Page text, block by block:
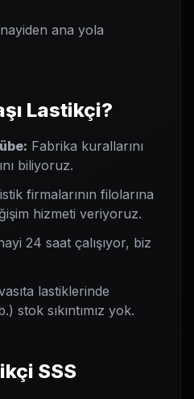
ana yola
Lastikçi?
Fabrika kurallarını
biliyoruz.
firmalarının filolarına
hizmeti veriyoruz.
24 saat çalışıyor, biz
lastiklerinde
stok sıkıntımız yok.
SSS